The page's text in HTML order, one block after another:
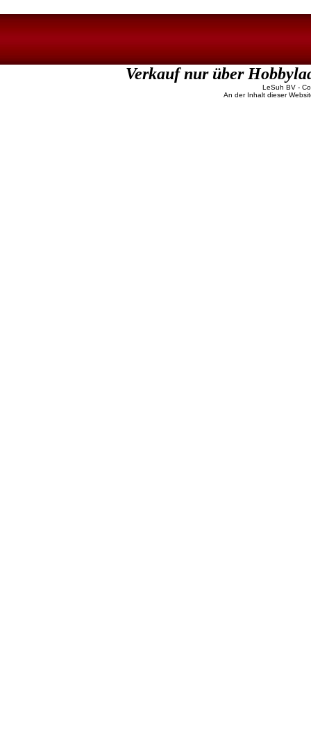
Verkauf nur über
LeSuh BV -
An der Inhalt dieser